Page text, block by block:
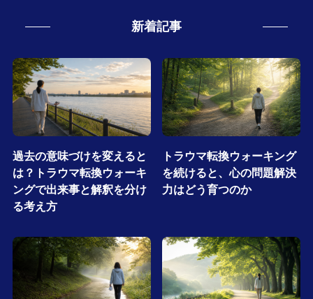
新着記事
過去の意味づけを変えると
は？トラウマ転換ウォーキ
ングで出来事と解釈を分け
る考え方
トラウマ転換ウォーキング
を続けると、心の問題解決
力はどう育つのか